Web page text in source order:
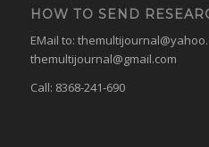
HOW TO SEND
EMail to:
themultijournal@gmail.com
Call: 8368-241-690